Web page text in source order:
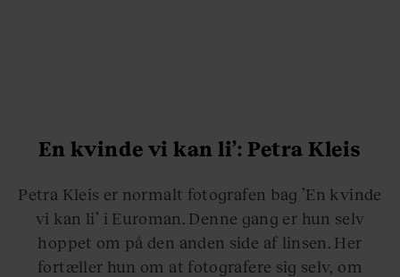
En kvinde vi kan li’: Petra Kleis
Petra Kleis er normalt fotografen bag ’En kvinde
vi kan li’ i Euroman. Denne gang er hun selv
hoppet om på den anden side af linsen. Her
fortæller hun om at fotografere sig selv, om